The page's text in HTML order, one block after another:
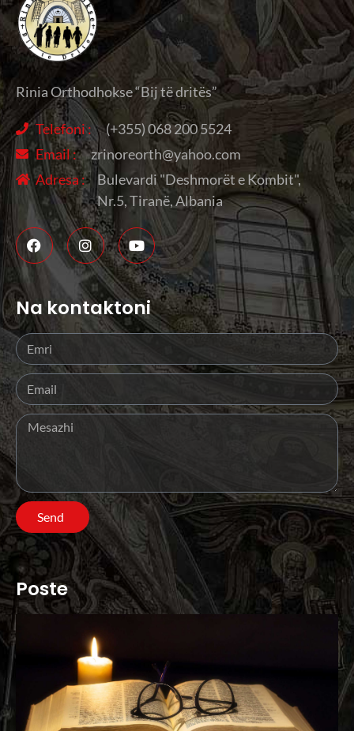
Rinia Orthodhokse “Bij të dritës”
Telefoni :
(+355) 068 200 5524
Email :
zrinoreorth@yahoo.com
Adresa :
Bulevardi "Deshmorët e Kombit",
Nr.5, Tiranë, Albania
Na kontaktoni
Send
Poste